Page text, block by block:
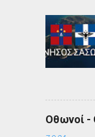
Οθωνοί -